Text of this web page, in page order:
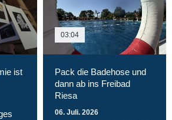
ist
03:04
Pack die Badehose und
dann ab ins Freibad
Riesa
06. Juli. 2026